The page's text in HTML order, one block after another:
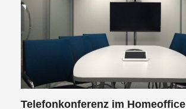
Telefonkonferenz im Homeoffice